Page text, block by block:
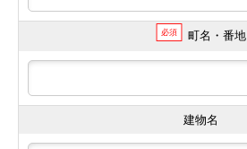
必須 町名・番地
建物名